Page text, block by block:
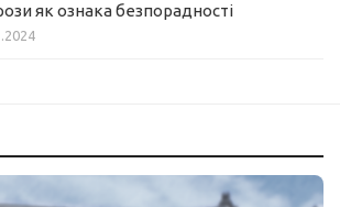
як ознака безпорадності